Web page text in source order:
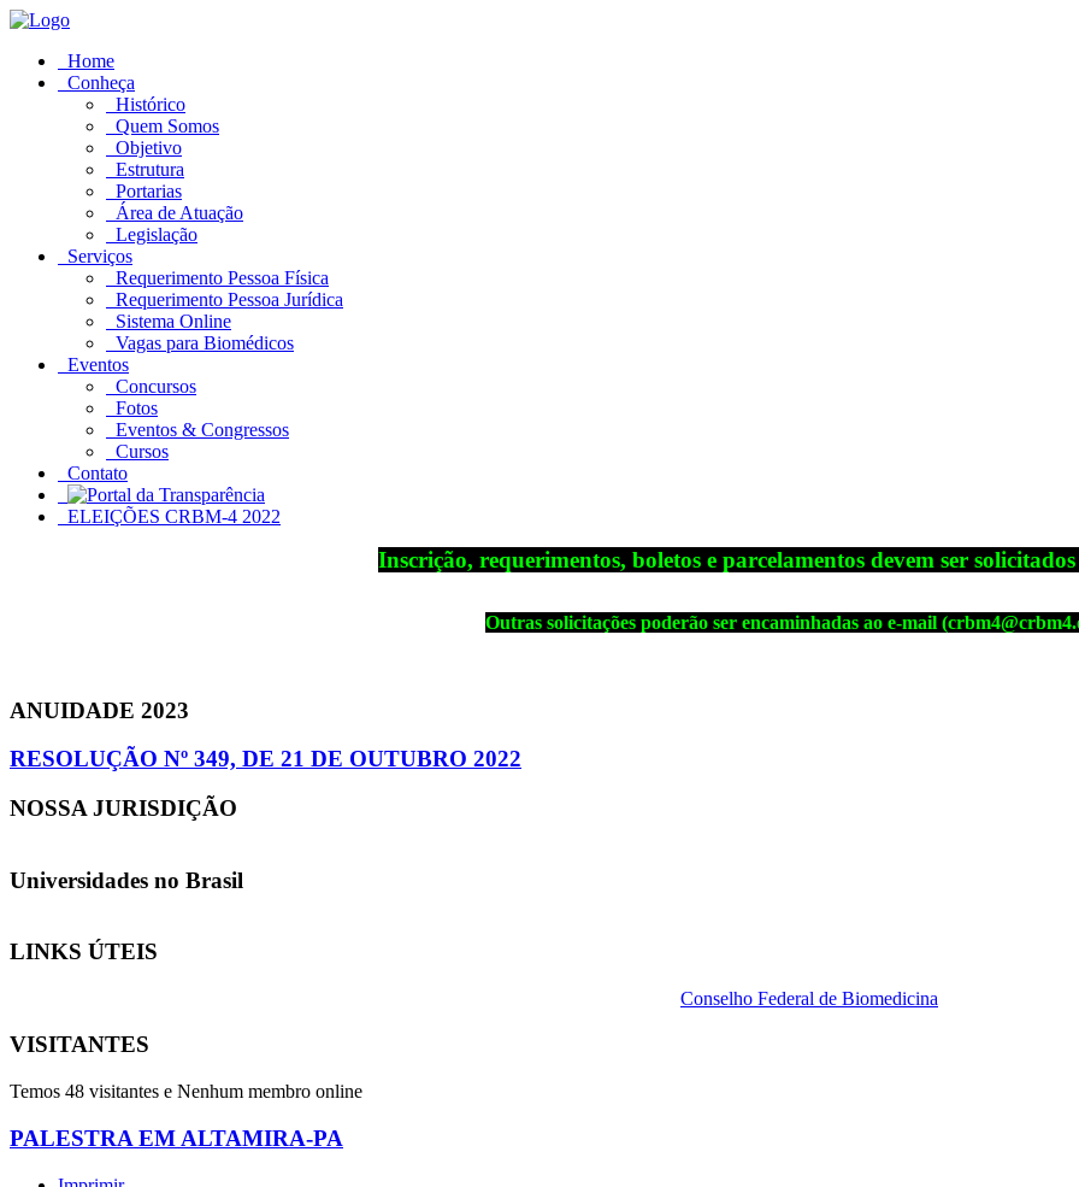
Home
Conheça
Histórico
Quem Somos
Objetivo
Estrutura
Portarias
Área de Atuação
Legislação
Serviços
Requerimento Pessoa Física
Requerimento Pessoa Jurídica
Sistema Online
Vagas para Biomédicos
Eventos
Concursos
Fotos
Eventos & Congressos
Cursos
Contato
ELEIÇÕES CRBM-4 2022
Inscrição, requerimentos, boletos e parcelamentos devem ser
Outras solicitações poderão ser encaminhadas ao e-mail
ANUIDADE 2023
RESOLUÇÃO Nº 349, DE 21 DE OUTUBRO 2022
NOSSA JURISDIÇÃO
Universidades no Brasil
LINKS ÚTEIS
Conselho Federal de Biomedicina
VISITANTES
Temos 48 visitantes e Nenhum membro online
PALESTRA EM ALTAMIRA-PA